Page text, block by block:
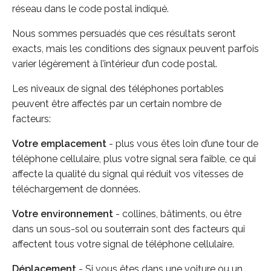
réseau dans le code postal indiqué.
Nous sommes persuadés que ces résultats seront
exacts, mais les conditions des signaux peuvent parfois
varier légèrement à l’intérieur d’un code postal.
Les niveaux de signal des téléphones portables
peuvent être affectés par un certain nombre de
facteurs:
Votre emplacement - plus vous êtes loin d’une tour de
téléphone cellulaire, plus votre signal sera faible, ce qui
affecte la qualité du signal qui réduit vos vitesses de
téléchargement de données.
Votre environnement - collines, bâtiments, ou être
dans un sous-sol ou souterrain sont des facteurs qui
affectent tous votre signal de téléphone cellulaire.